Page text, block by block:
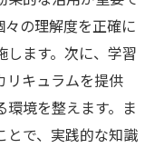
の理解度を正確に
ます。次に、学習
リキュラムを提供
環境を整えます。ま
とで、実践的な知識